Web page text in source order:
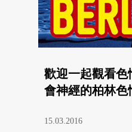
歡迎一起觀看色
會神經的柏林色
15.03.2016